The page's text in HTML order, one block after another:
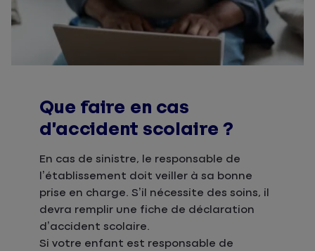
Que faire en cas
d’accident scolaire ?
En cas de sinistre, le responsable de
l’établissement doit veiller à sa bonne
prise en charge. S’il nécessite des soins, il
devra remplir une fiche de déclaration
d’accident scolaire.
Si votre enfant est responsable de